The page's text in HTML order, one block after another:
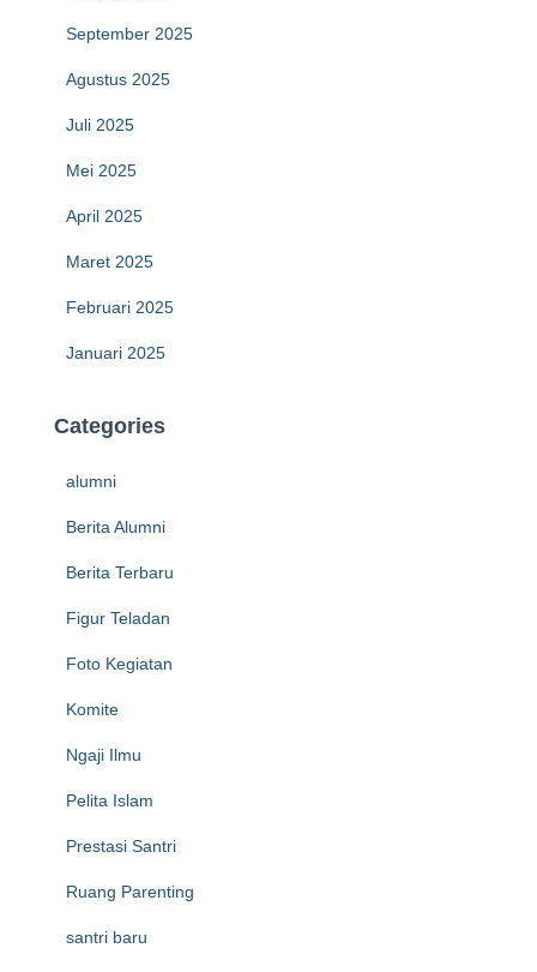
September 2025
Agustus 2025
Juli 2025
Mei 2025
April 2025
Maret 2025
Februari 2025
Januari 2025
Categories
alumni
Berita Alumni
Berita Terbaru
Figur Teladan
Foto Kegiatan
Komite
Ngaji Ilmu
Pelita Islam
Prestasi Santri
Ruang Parenting
santri baru